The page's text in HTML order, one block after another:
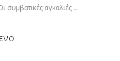
αγκαλιές ...